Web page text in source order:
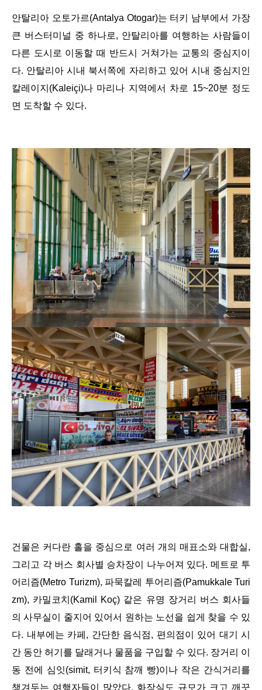
안탈리아 오토가르(Antalya Otogar)는 터키 남부에서 가장
큰 버스터미널 중 하나로, 안탈리아를 여행하는 사람들이
다른 도시로 이동할 때 반드시 거쳐가는 교통의 중심지이
다. 안탈리아 시내 북서쪽에 자리하고 있어 시내 중심지인
칼레이지(Kaleiçi)나 마리나 지역에서 차로 15~20분 정도
면 도착할 수 있다.
건물은 커다란 홀을 중심으로 여러 개의 매표소와 대합실,
그리고 각 버스 회사별 승차장이 나누어져 있다. 메트로 투
어리즘(Metro Turizm), 파묵칼레 투어리즘(Pamukkale Turi
zm), 카밀코치(Kamil Koç) 같은 유명 장거리 버스 회사들
의 사무실이 줄지어 있어서 원하는 노선을 쉽게 찾을 수 있
다. 내부에는 카페, 간단한 음식점, 편의점이 있어 대기 시
간 동안 허기를 달래거나 물품을 구입할 수 있다. 장거리 이
동 전에 심잇(simit, 터키식 참깨 빵)이나 작은 간식거리를
챙겨두는 여행자들이 많았다. 화장실도 규모가 크고 깨끗